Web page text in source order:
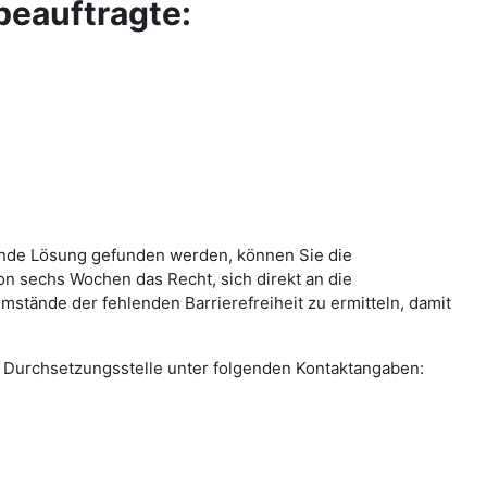
Lösung gefunden werden, können Sie die
sechs Wochen das Recht, sich direkt an die
der fehlenden Barrierefreiheit zu ermitteln, damit
unter folgenden Kontaktangaben: